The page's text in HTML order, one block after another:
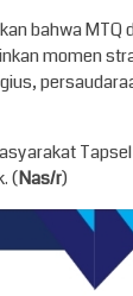
bahwa MTQ
momen
(Nas/r)